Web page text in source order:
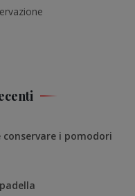
conservare i pomodori